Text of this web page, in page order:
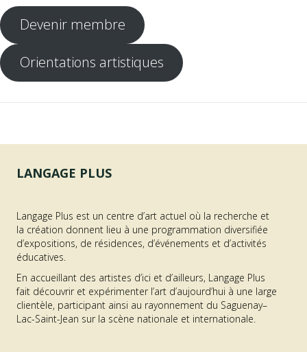
Devenir membre
Orientations artistiques
LANGAGE PLUS
Langage Plus est un centre d’art actuel où la recherche et
la création donnent lieu à une programmation diversifiée
d’expositions, de résidences, d’événements et d’activités
éducatives.
En accueillant des artistes d’ici et d’ailleurs, Langage Plus
fait découvrir et expérimenter l’art d’aujourd’hui à une large
clientèle, participant ainsi au rayonnement du Saguenay–
Lac-Saint-Jean sur la scène nationale et internationale.